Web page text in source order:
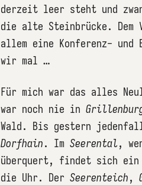
derzeit leer steht und
die alte Steinbrücke. Dem
allem eine Konferenz- und
wir mal …
Für mich war das alles
war noch nie in
Wald. Bis gestern
Dorfhain. Im Seerental,
überquert, findet sich ein
die Uhr. Der Seerenteich,